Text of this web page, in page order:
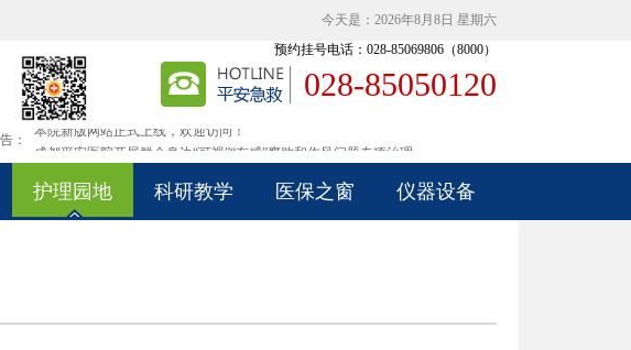
今天是：2026年8月8日 星期六
028-85050120
预约挂号电话：028-85069806（8000）
：
本院新版网站正式上线，欢迎访问！
成都平安医院开展群众身边“可视”“有感”腐败和作风问题专项治理
本院新版网站正式上线，欢迎访问！
成都平安医院开展群众身边“可视”“有感”腐败和作风问题专项治理
护理园地 科研教学 医保之窗 仪器设备